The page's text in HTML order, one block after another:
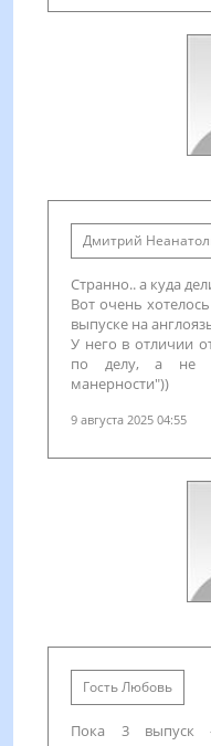
Дмитрий
Странно.. а куда
Вот очень
выпуске на
У него в отличии
по делу, а не
манерности"))
9 августа 2025 04:55
Гость Любовь
Пока 3 выпуск